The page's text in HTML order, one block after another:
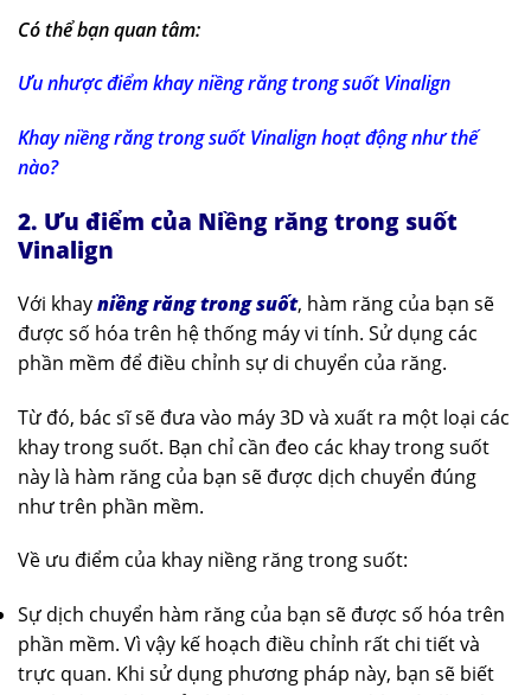
Có thể bạn quan tâm:
Ưu nhược điểm khay niềng răng trong suốt Vinalign
Khay niềng răng trong suốt Vinalign hoạt động như thế
nào?
2. Ưu điểm của Niềng răng trong suốt
Vinalign
Với khayniềng răng trong suốt, hàm răng của bạn sẽ
được số hóa trên hệ thống máy vi tính. Sử dụng các
phần mềm để điều chỉnh sự di chuyển của răng.
Từ đó, bác sĩ sẽ đưa vào máy 3D và xuất ra một loại các
khay trong suốt. Bạn chỉ cần đeo các khay trong suốt
này là hàm răng của bạn sẽ được dịch chuyển đúng
như trên phần mềm.
Về ưu điểm của khay niềng răng trong suốt:
Sự dịch chuyển hàm răng của bạn sẽ được số hóa trên
phần mềm. Vì vậy kế hoạch điều chỉnh rất chi tiết và
trực quan. Khi sử dụng phương pháp này, bạn sẽ biết